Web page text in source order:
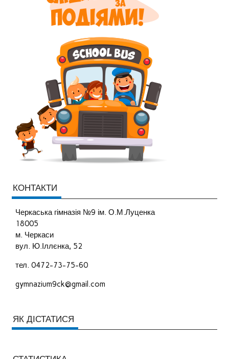
КОНТАКТИ
Черкаська гімназія №9 ім. О.М.Луценка
18005
м. Черкаси
вул. Ю.Іллєнка, 52
тел. 0472-73-75-60
gymnazium9ck@gmail.com
ЯК ДІСТАТИСЯ